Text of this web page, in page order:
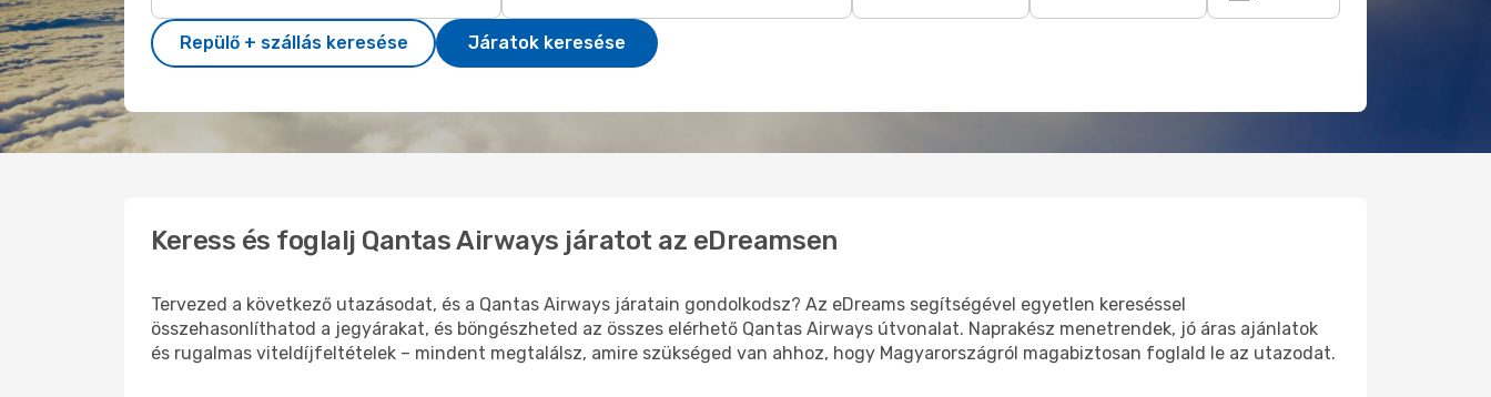
Repülő + szállás keresése Járatok keresése
Keress és foglalj Qantas Airways járatot az eDreamsen
Tervezed a következő utazásodat, és a Qantas Airways járatain gondolkodsz? Az eDreams segítségével egyetlen kereséssel
összehasonlíthatod a jegyárakat, és böngészheted az összes elérhető Qantas Airways útvonalat. Naprakész menetrendek, jó áras ajánlatok
és rugalmas viteldíjfeltételek – mindent megtalálsz, amire szükséged van ahhoz, hogy Magyarországról magabiztosan foglald le az utazodat.